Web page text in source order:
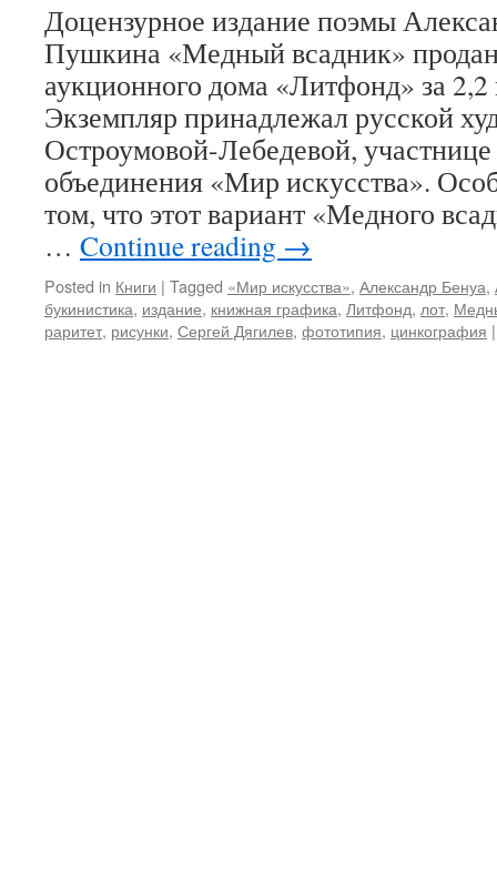
Доцензурное издание поэмы
Пушкина «Медный всадник»
аукционного дома «Литфонд» за
Экземпляр принадлежал русской
Остроумовой-Лебедевой,
объединения «Мир искусства».
том, что этот вариант «Медного
… Continue reading →
Posted in Книги | Tagged «Мир искусства», Александр Бенуа,
букинистика, издание, книжная графика, Литфонд, лот,
раритет, рисунки, Сергей Дягилев, фототипия, цинкография |